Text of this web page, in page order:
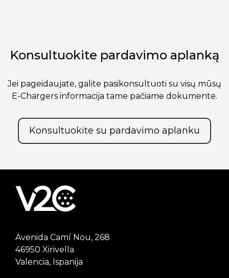
Konsultuokite pardavimo aplanką
Jei pageidaujate, galite pasikonsultuoti su visų mūsų
E-Chargers informacija tame pačiame dokumente.
Konsultuokite su pardavimo aplanku
Avenida Camí Nou, 268
46950 Xirivella
Valencia, Ispanija